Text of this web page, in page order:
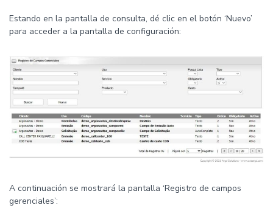
Estando en la pantalla de consulta, dé clic en el botón ‘Nuevo’
para acceder a la pantalla de configuración:
A continuación se mostrará la pantalla ‘Registro de campos
gerenciales’: